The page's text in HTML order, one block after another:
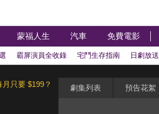
蒙福人生 汽車 免費電影
霸屏演員全收錄 宅鬥生存指南 日劇放送
月只要 $199？ 劇集列表 預告花絮